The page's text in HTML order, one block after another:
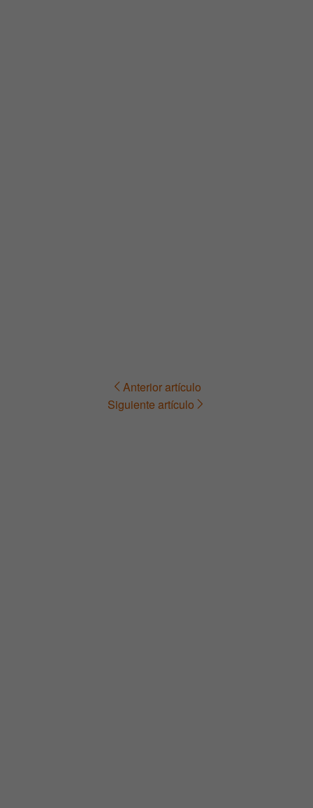
Navegación Anterior artículo
Siguiente artículo